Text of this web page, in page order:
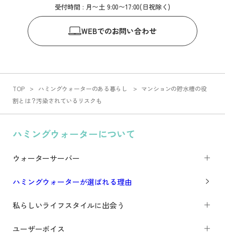
受付時間 : 月〜土 9:00〜17:00(日祝除く)
WEBでのお問い合わせ
TOP ハミングウォーターのある暮らし
マンションの貯水槽の役
割とは？汚染されているリスクも
ハミングウォーターについて
ウォーターサーバー
ハミングウォーターが選ばれる理由
私らしいライフスタイルに出会う
ユーザーボイス